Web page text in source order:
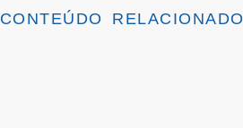
CONTEÚDO RELACIONADO